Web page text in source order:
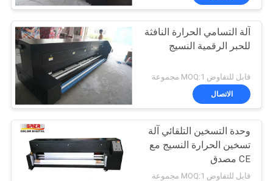
آلة التسامي الحرارة النافثة
للحبر الرقمية النسيج
قابل للتفاوض MOQ:1 مجموعة
الاتصال
وحدة التسخين التلقائي آلة
تسخين الحرارة النسيج مع
CE مصدق
قابل للتفاوض MOQ:1 مجموعة